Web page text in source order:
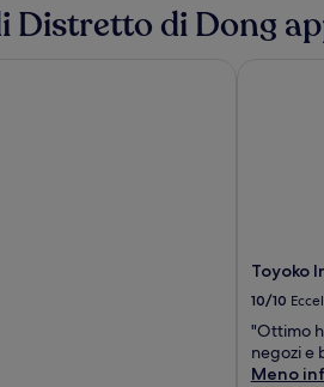
Distretto di Dong
Toyoko
10/10
"Ottimo
negozi e
Meno